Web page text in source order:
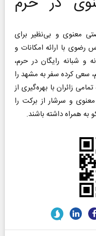
معنوی و بی‌نظیر برای
با ارائه امکانات و
و شبانه رایگان در حرم،
سعی کرده سفر به مشهد را
زائران با بهره‌گیری از
و سرشار از برکت را
به همراه داشته باشند.